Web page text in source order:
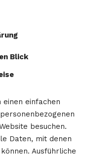
Blick
einfachen
besuchen.
Daten, mit denen
Ausführliche